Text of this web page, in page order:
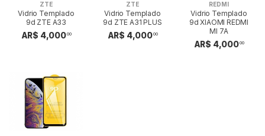
ZTE
Vidrio Templado
9d ZTE A33
AR$ 4,00000
ZTE
Vidrio Templado
9d ZTE A31 PLUS
AR$ 4,00000
REDMI
Vidrio Templado
9d XIAOMI REDMI
MI 7A
AR$ 4,00000